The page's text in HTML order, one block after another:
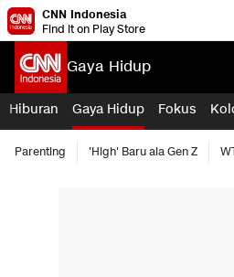
CNN Indonesia
Find it on Play Store
Gaya Hidup
Hiburan Gaya Hidup Fokus
Parenting 'High' Baru ala Gen Z